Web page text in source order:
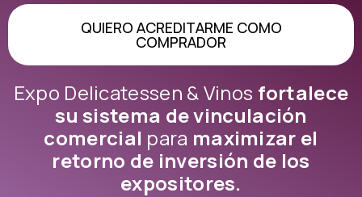
QUIERO ACREDITARME COMO
COMPRADOR
Expo Delicatessen & Vinos fortalece
su sistema de vinculación
comercial para maximizar el
retorno de inversión de los
expositores.